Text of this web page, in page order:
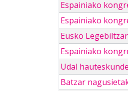
Espainiako
Espainiako
Eusko
Espainiako
Udal
Batzar